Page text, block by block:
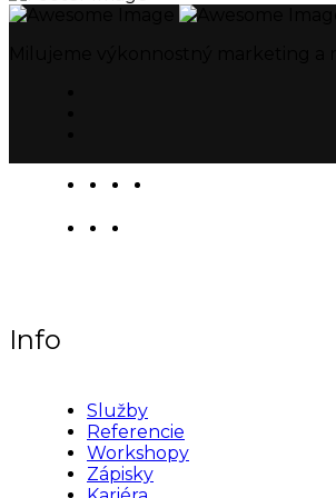
Info
Služby
Referencie
Workshopy
Zápisky